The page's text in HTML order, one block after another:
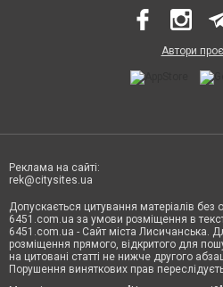
Автори
Реклама на сайті:
rek@citysites.ua
Допускається цитування матеріалів без
6451.com.ua за умови розміщення в
6451.com.ua - Сайт міста Лисичанська.
розміщення прямого, відкритого для
на цитовані статті не нижче другого
Порушення виняткових прав